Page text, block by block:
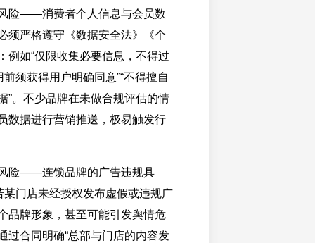
险——消费者个人信息与会员数
须严格遵守《数据安全法》《个
例如“仅限收集必要信息，不得过
前须获得用户明确同意”“不得擅自
”。不少品牌在未做合规评估的情
数据进行营销推送，极易触发行
险——连锁品牌的广告违规具
某门店未经授权发布虚假或违规广
品牌形象，甚至可能引发舆情危
过合同明确“总部与门店的内容发